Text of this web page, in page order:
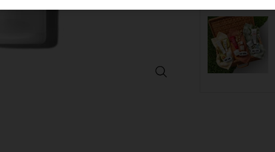
Expertly Clear Blemish-Treating &